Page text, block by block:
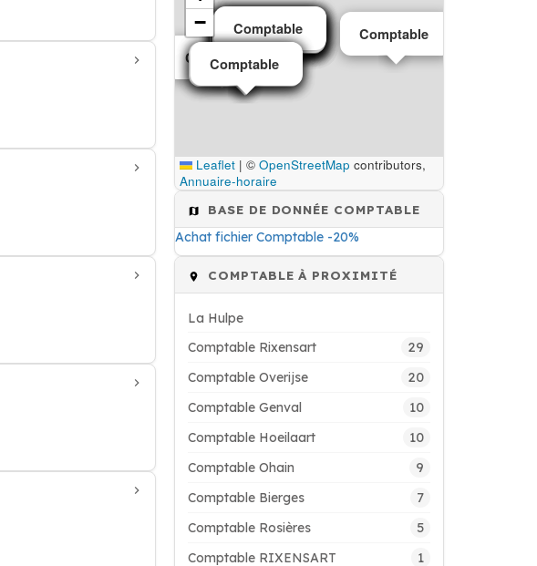
Comptable
Comptable
Comptable
Comptable
Comptable
Comptable
Comptable
Comptable
Comptable
Comptable
Comptable
Comptable
Comptable
Comptable
Comptable
Comptable
Comptable
Comptable
Comptable
Comptable
−
Leaflet | © OpenStreetMap contributors,
Annuaire-horaire
BASE DE DONNÉE COMPTABLE
Achat fichier Comptable -20%
COMPTABLE À PROXIMITÉ
La Hulpe
Comptable Rixensart
29
Comptable Overijse 20
Comptable Genval 10
Comptable Hoeilaart 10
Comptable Ohain 9
Comptable Bierges 7
Comptable Rosières 5
Comptable RIXENSART 1